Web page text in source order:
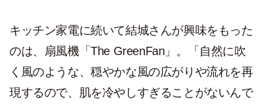
キッチン家電に続いて結城さんが興味をもった
のは、扇風機「The GreenFan」。「自然に吹
く風のような、穏やかな風の広がりや流れを再
現するので、肌を冷やしすぎることがないんで